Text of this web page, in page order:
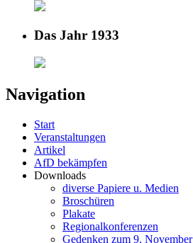
Das Jahr 1933
Navigation
Start
Veranstaltungen
Artikel
AfD bekämpfen
Downloads
diverse Papiere u. Medien
Broschüren
Plakate
Regionalkonferenzen
Gedenken zum 9. November